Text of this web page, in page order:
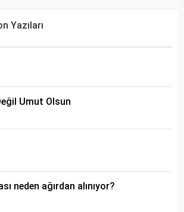
Yazıları
Umut Olsun
neden ağırdan alınıyor?